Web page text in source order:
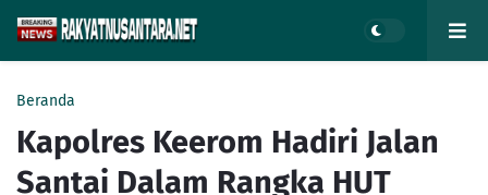
Beranda
Kapolres Keerom Hadiri Jalan
Santai Dalam Rangka HUT